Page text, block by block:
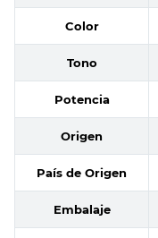
Color
Tono
Potencia
Origen
País de Origen
Embalaje